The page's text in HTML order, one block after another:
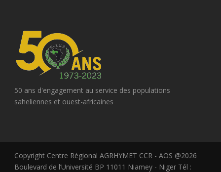
50 ans d'engagement au service des populations
saheliennes et ouest-africaines
Copyright Centre Régional AGRHYMET CCR - AOS @2026
Boulevard de l’Université BP 11011 Niamey - Niger Tél :